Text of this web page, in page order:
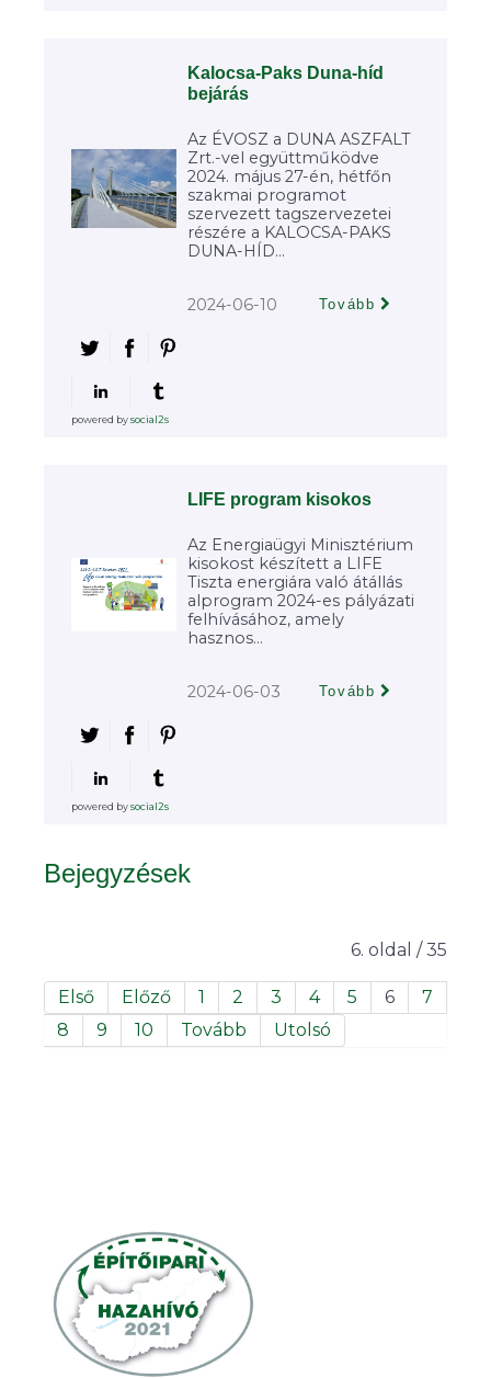
Kalocsa-Paks Duna-híd
bejárás
Az ÉVOSZ a DUNA ASZFALT
Zrt.-vel együttműködve
2024. május 27-én, hétfőn
szakmai programot
szervezett tagszervezetei
részére a KALOCSA-PAKS
DUNA-HÍD...
2024-06-10 Tovább
powered bysocial2s
LIFE program kisokos
Az Energiaügyi Minisztérium
kisokost készített a LIFE
Tiszta energiára való átállás
alprogram 2024-es pályázati
felhívásához, amely
hasznos...
2024-06-03 Tovább
powered bysocial2s
Bejegyzések
6. oldal / 35
Első Előző 1 2 3 4 5 6
7
8
9 10 Tovább Utolsó